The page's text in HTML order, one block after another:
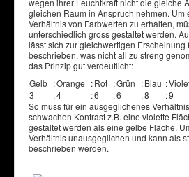
gleichen Raum in Anspruch nehmen. Um
Verhältnis von Farbwerten zu erhalten,
unterschiedlich gross gestaltet werden.
lässt sich zur gleichwertigen Erscheinung
beschrieben, was nicht all zu streng
das Prinzip gut verdeutlicht:
Gelb :Orange :Rot :Grün :Blau :
3
:4 :6 :6 :8 :9
So muss für ein ausgeglichenes
schwachen Kontrast z.B. eine violette
gestaltet werden als eine gelbe Fläche.
Verhältnis unausgeglichen und kann als
beschrieben werden.